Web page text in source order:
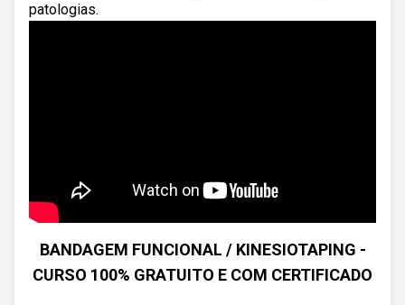
patologias.
BANDAGEM FUNCIONAL / KINESIOTAPING -
CURSO 100% GRATUITO E COM CERTIFICADO